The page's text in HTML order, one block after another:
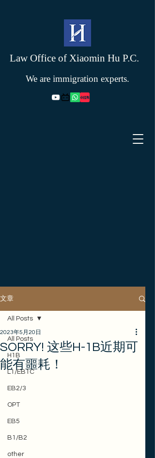
Law Office of Xiaomin Hu P.C.
We are immigration experts.
文章
All Posts
H1B
L1/EB1C
EB2/3
OPT
EB5
B1/B2
other
All Posts
SORRY! 这些H-1B近期可
能有噩耗！
2023年5月20日